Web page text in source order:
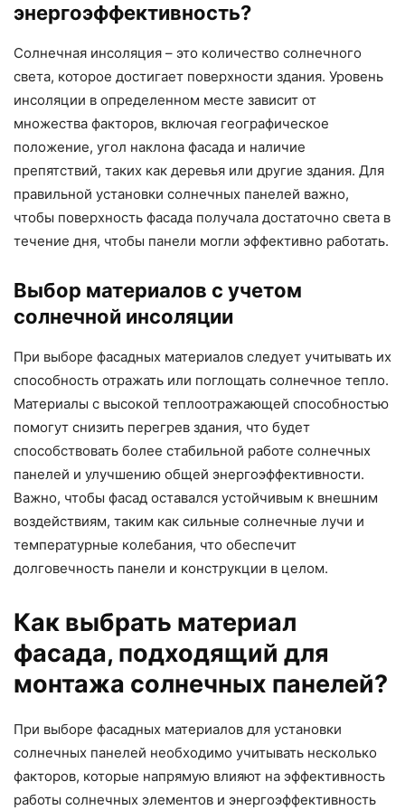
энергоэффективность?
Солнечная инсоляция – это количество солнечного
света, которое достигает поверхности здания. Уровень
инсоляции в определенном месте зависит от
множества факторов, включая географическое
положение, угол наклона фасада и наличие
препятствий, таких как деревья или другие здания. Для
правильной установки солнечных панелей важно,
чтобы поверхность фасада получала достаточно света в
течение дня, чтобы панели могли эффективно работать.
Выбор материалов с учетом
солнечной инсоляции
При выборе фасадных материалов следует учитывать их
способность отражать или поглощать солнечное тепло.
Материалы с высокой теплоотражающей способностью
помогут снизить перегрев здания, что будет
способствовать более стабильной работе солнечных
панелей и улучшению общей энергоэффективности.
Важно, чтобы фасад оставался устойчивым к внешним
воздействиям, таким как сильные солнечные лучи и
температурные колебания, что обеспечит
долговечность панели и конструкции в целом.
Как выбрать материал
фасада, подходящий для
монтажа солнечных панелей?
При выборе фасадных материалов для установки
солнечных панелей необходимо учитывать несколько
факторов, которые напрямую влияют на эффективность
работы солнечных элементов и энергоэффективность